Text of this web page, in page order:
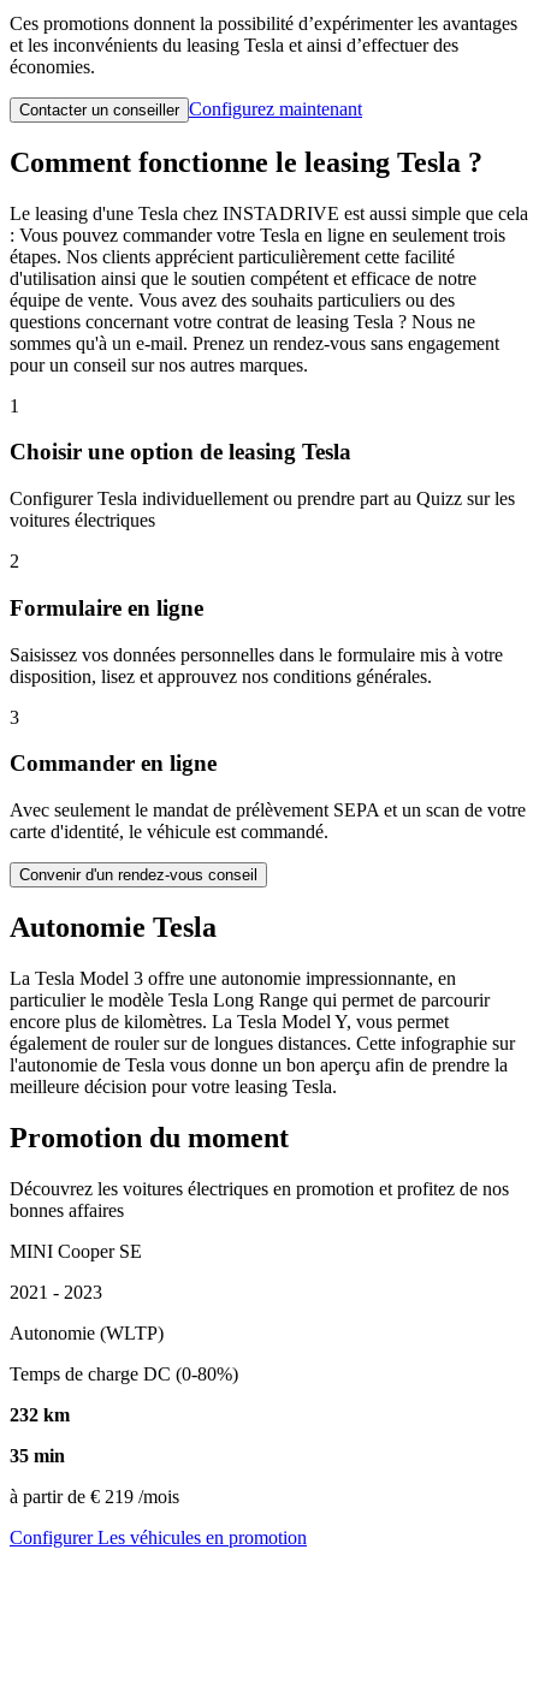
Ces promotions donnent la possibilité d’expérimenter les avantages
et les inconvénients du leasing Tesla et ainsi d’effectuer des
économies.
Contacter un conseiller Configurez maintenant
Comment fonctionne le leasing Tesla ?
Le leasing d'une Tesla chez INSTADRIVE est aussi simple que cela
: Vous pouvez commander votre Tesla en ligne en seulement trois
étapes. Nos clients apprécient particulièrement cette facilité
d'utilisation ainsi que le soutien compétent et efficace de notre
équipe de vente. Vous avez des souhaits particuliers ou des
questions concernant votre contrat de leasing Tesla ? Nous ne
sommes qu'à un e-mail. Prenez un rendez-vous sans engagement
pour un conseil sur nos autres marques.
1
Choisir une option de leasing Tesla
Configurer Tesla individuellement ou prendre part au Quizz sur les
voitures électriques
2
Formulaire en ligne
Saisissez vos données personnelles dans le formulaire mis à votre
disposition, lisez et approuvez nos conditions générales.
3
Commander en ligne
Avec seulement le mandat de prélèvement SEPA et un scan de votre
carte d'identité, le véhicule est commandé.
Convenir d'un rendez-vous conseil
Autonomie Tesla
La Tesla Model 3 offre une autonomie impressionnante, en
particulier le modèle Tesla Long Range qui permet de parcourir
encore plus de kilomètres. La Tesla Model Y, vous permet
également de rouler sur de longues distances. Cette infographie sur
l'autonomie de Tesla vous donne un bon aperçu afin de prendre la
meilleure décision pour votre leasing Tesla.
Promotion du moment
Découvrez les voitures électriques en promotion et profitez de nos
bonnes affaires
MINI Cooper SE
2021 - 2023
Autonomie (WLTP)
Temps de charge DC (0-80%)
232 km
35 min
à partir de € 219 /mois
ConfigurerLes véhicules en promotion